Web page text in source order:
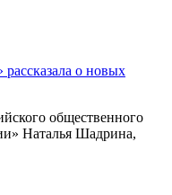
рассказала о новых
общественного
Наталья Шадрина,